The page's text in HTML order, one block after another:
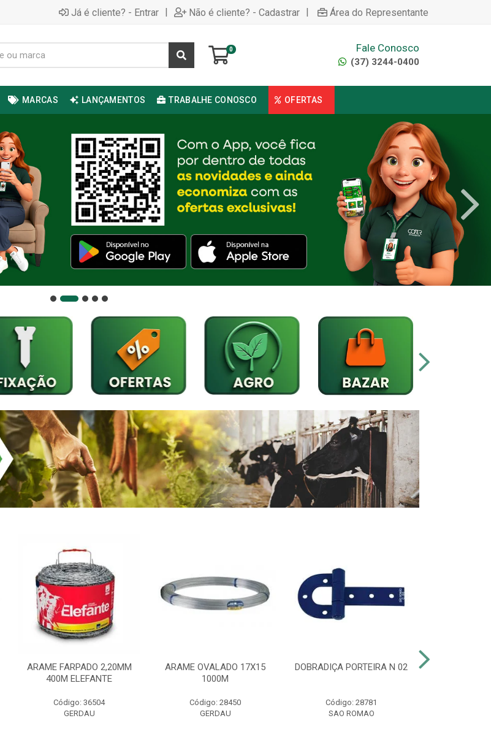
Já é cliente? - Entrar | Não é cliente? - Cadastrar | Área do Representante
0 Fale Conosco
(37) 3244-0400
MARCAS LANÇAMENTOS TRABALHE CONOSCO OFERTAS
ARAME FARPADO 2,20MM
400M ELEFANTE
Código: 36504
GERDAU
ARAME OVALADO 17X15
1000M
Código: 28450
GERDAU
DOBRADIÇA PORTEIRA N 02
Código: 28781
SAO ROMAO